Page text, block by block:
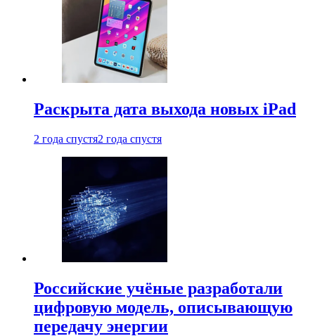
Раскрыта дата выхода новых iPad
2 года спустя2 года спустя
Российские учёные разработали
цифровую модель, описывающую
передачу энергии